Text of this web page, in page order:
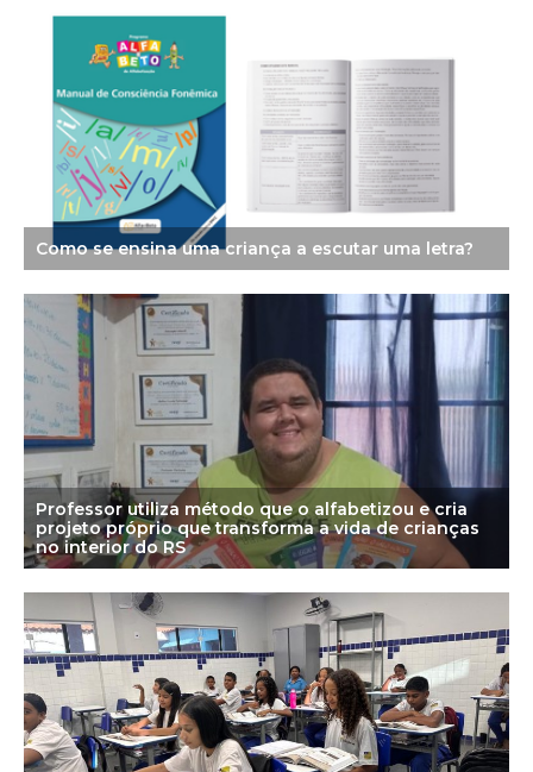
Como se ensina uma criança a escutar uma letra?
Professor utiliza método que o alfabetizou e cria
projeto próprio que transforma a vida de crianças
no interior do RS